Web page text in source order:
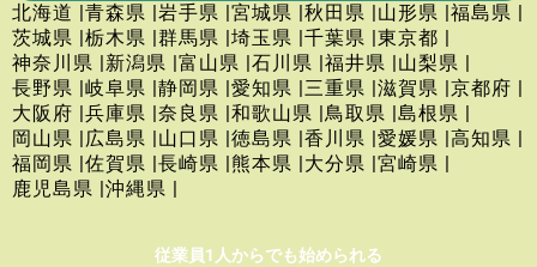
北海道 |青森県 |岩手県 |宮城県 |秋田県 |山形県 |福島県 |
茨城県 |栃木県 |群馬県 |埼玉県 |千葉県 |東京都 |
神奈川県 |新潟県 |富山県 |石川県 |福井県 |山梨県 |
長野県 |岐阜県 |静岡県 |愛知県 |三重県 |滋賀県 |京都府 |
大阪府 |兵庫県 |奈良県 |和歌山県 |鳥取県 |島根県 |
岡山県 |広島県 |山口県 |徳島県 |香川県 |愛媛県 |高知県 |
福岡県 |佐賀県 |長崎県 |熊本県 |大分県 |宮崎県 |
鹿児島県 |沖縄県 |
従業員1人からでも始められる